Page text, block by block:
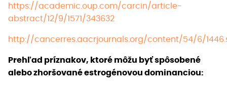
https://academic.oup.com/carcin/article-
abstract/12/9/1571/343632
http://cancerres.aacrjournals.org/content/54/6/
Prehľad príznakov, ktoré môžu byť spôsobené
alebo zhoršované estrogénovou dominanciou: